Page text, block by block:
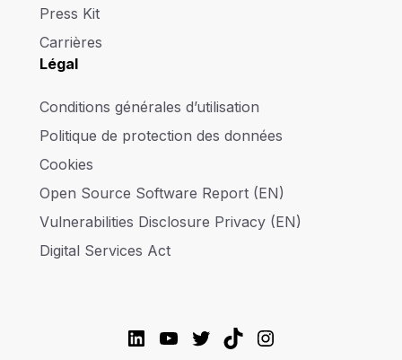
Press Kit
Carrières
Légal
Conditions générales d’utilisation
Politique de protection des données
Cookies
Open Source Software Report (EN)
Vulnerabilities Disclosure Privacy (EN)
Digital Services Act
LinkedIn
YouTube
Twitter
TikTokInstagram